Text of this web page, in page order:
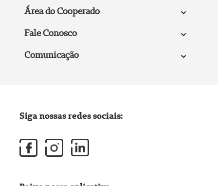
Área do Cooperado
Fale Conosco
Comunicação
Siga nossas redes sociais: